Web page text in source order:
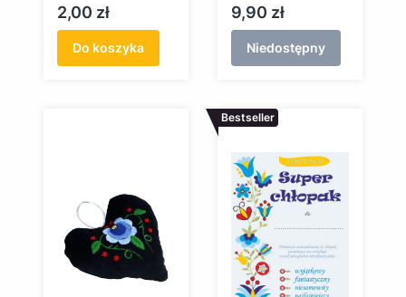
Cena
2,00 zł
Do koszyka
Cena
9,90 zł
Niedostępny
Bestseller